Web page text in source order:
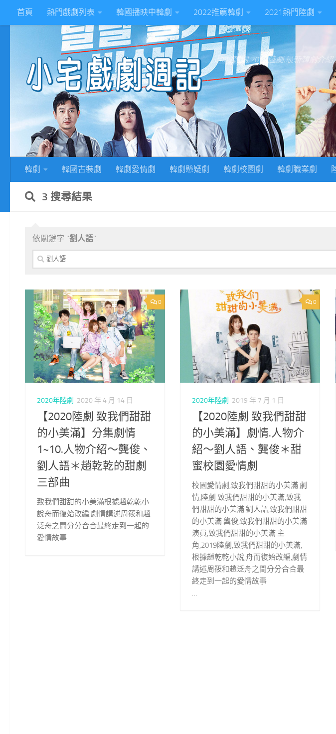
Skip to content
首頁 熱門戲劇列表 韓國播映中韓劇 2022推薦韓劇 2021熱門陸劇
2022韓劇,2022陸劇,最新韓劇介
韓劇 韓國古裝劇 韓劇愛情劇 韓劇懸疑劇 韓劇校園劇 韓劇職業劇
3 搜尋結果
依關鍵字 "劉人語".
搜
尋
鍵
字:
0
2020年陸劇 2020 年 4 月 14 日
【2020陸劇 致我們甜甜
的小美滿】分集劇情
1~10.人物介紹～龔俊、
劉人語＊趙乾乾的甜劇
三部曲
致我們甜甜的小美滿根據趙乾乾小
說舟而復始改編,劇情講述周筱和趙
泛舟之間分分合合最終走到一起的
愛情故事
0
2020年陸劇 2019 年 7 月 1 日
【2020陸劇 致我們甜甜
的小美滿】劇情.人物介
紹～劉人語、龔俊＊甜
蜜校園愛情劇
校園愛情劇,致我們甜甜的小美滿 劇
情,陸劇 致我們甜甜的小美滿,致我
們甜甜的小美滿 劉人語,致我們甜甜
的小美滿 龔俊,致我們甜甜的小美滿
演員,致我們甜甜的小美滿 主
角,2019陸劇,致我們甜甜的小美滿,
根據趙乾乾小說,舟而復始改編,劇情
講述周筱和趙泛舟之間分分合合最
終走到一起的愛情故事
…